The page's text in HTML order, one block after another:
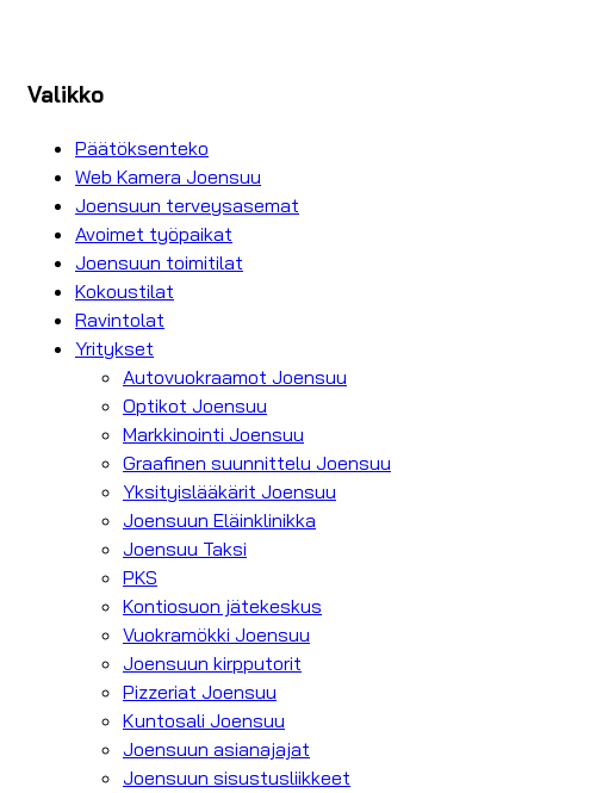
Valikko
Päätöksenteko
Web Kamera Joensuu
Joensuun terveysasemat
Avoimet työpaikat
Joensuun toimitilat
Kokoustilat
Ravintolat
Yritykset
Autovuokraamot Joensuu
Optikot Joensuu
Markkinointi Joensuu
Graafinen suunnittelu Joensuu
Yksityislääkärit Joensuu
Joensuun Eläinklinikka
Joensuu Taksi
PKS
Kontiosuon jätekeskus
Vuokramökki Joensuu
Joensuun kirpputorit
Pizzeriat Joensuu
Kuntosali Joensuu
Joensuun asianajajat
Joensuun sisustusliikkeet